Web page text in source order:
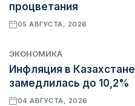
процветания
05 АВГУСТА, 2026
ЭКОНОМИКА
Инфляция в Казахстане
замедлилась до 10,2%
04 АВГУСТА, 2026